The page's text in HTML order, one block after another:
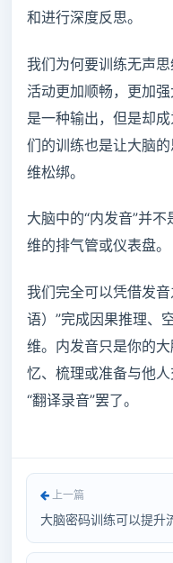
和进行深度反思。
我们为何要训练无声
活动更加顺畅，更加
是一种输出，但是却
们的训练也是让大脑
维松绑。
大脑中的“内发音”并
维的排气管或仪表盘。
我们完全可以凭借发
语）”完成因果推理、
维。内发音只是你的
忆、梳理或准备与他
“翻译录音”罢了。
上一篇
大脑密码训练可以提升